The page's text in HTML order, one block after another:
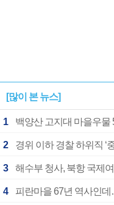
[많이 본 뉴스]
1 백양산 고지대 마을우물
2 경위 이하 경찰 하위직 ‘
3 해수부 청사, 북항 국제
4 피란마을 67년 역사인